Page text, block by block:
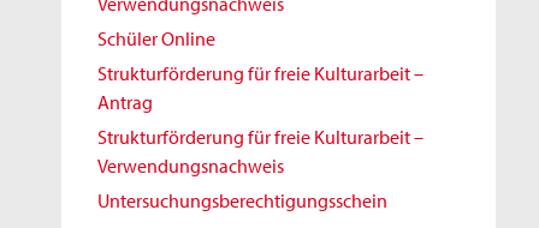
Schüler Online
Strukturförderung für freie Kulturarbeit –
Antrag
Strukturförderung für freie Kulturarbeit –
Verwendungsnachweis
Untersuchungsberechtigungsschein